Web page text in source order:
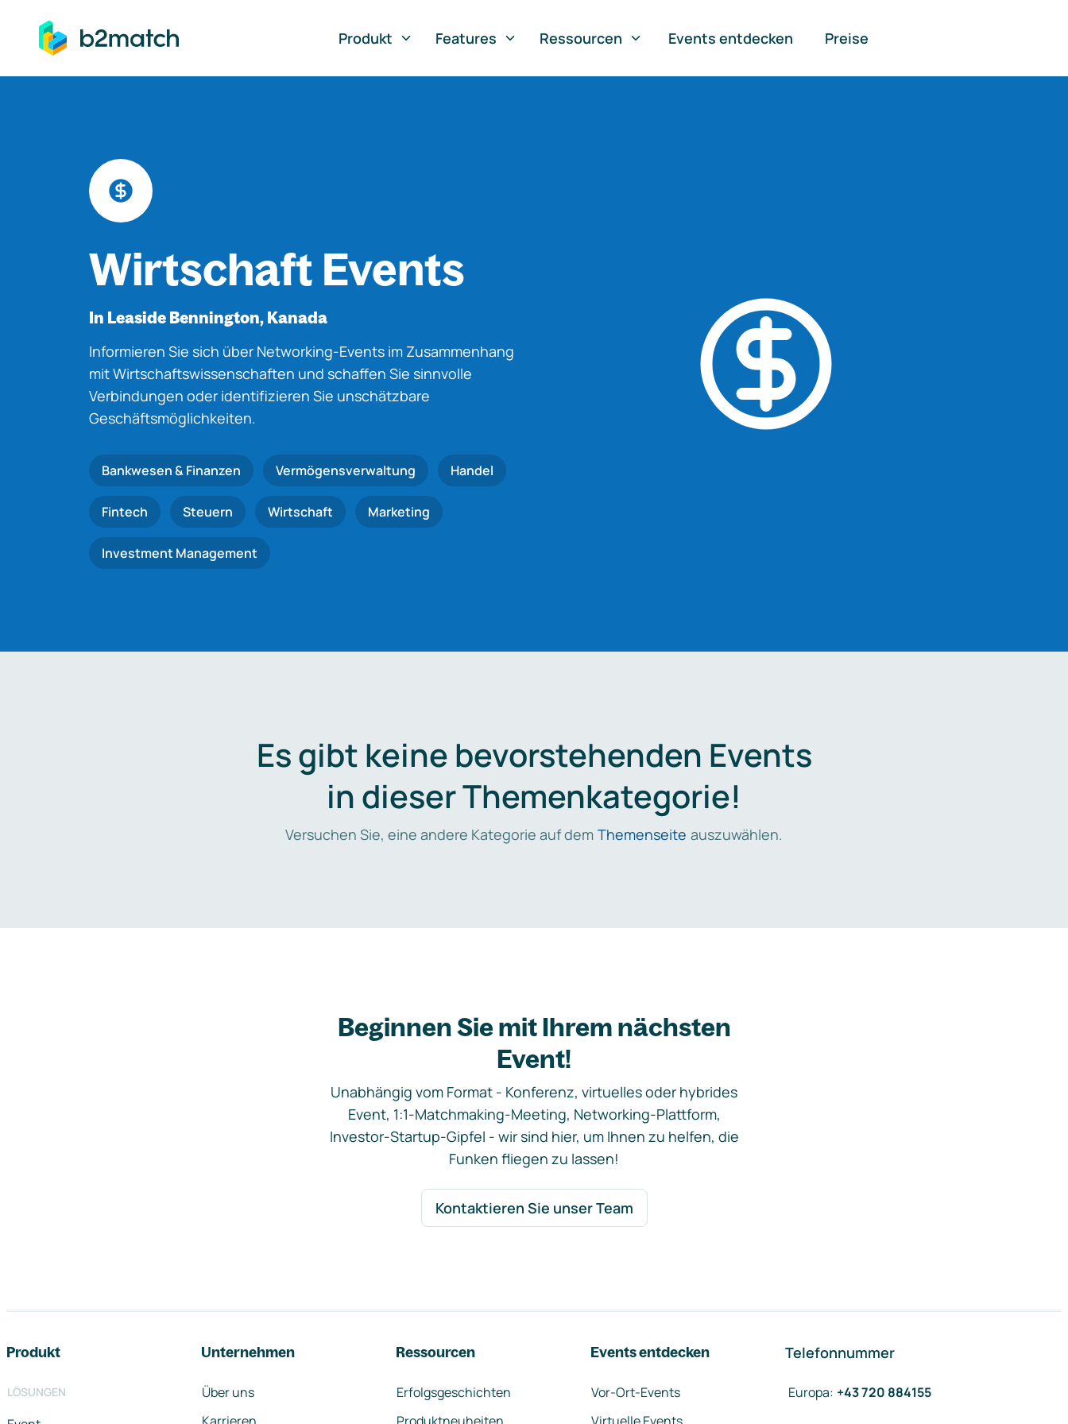
springen
Produkt
Features Ressourcen Events entdecken Preise
Wirtschaft Events
In Leaside Bennington, Kanada
Informieren Sie sich über Networking-Events im Zusammenhang
mit Wirtschaftswissenschaften und schaffen Sie sinnvolle
Verbindungen oder identifizieren Sie unschätzbare
Geschäftsmöglichkeiten.
Bankwesen & Finanzen Vermögensverwaltung Handel
Fintech Steuern Wirtschaft Marketing
Investment Management
Es gibt keine bevorstehenden Events
in dieser Themenkategorie!
Versuchen Sie, eine andere Kategorie auf dem Themenseite auszuwählen.
Beginnen Sie mit Ihrem nächsten
Event!
Unabhängig vom Format - Konferenz, virtuelles oder hybrides
Event, 1:1-Matchmaking-Meeting, Networking-Plattform,
Investor-Startup-Gipfel - wir sind hier, um Ihnen zu helfen, die
Funken fliegen zu lassen!
Kontaktieren Sie unser Team
Produkt
LÖSUNGEN
Unternehmen
Über uns
Ressourcen
Erfolgsgeschichten
Events entdecken
Vor-Ort-Events
Telefonnummer
Europa: +43 720 884155